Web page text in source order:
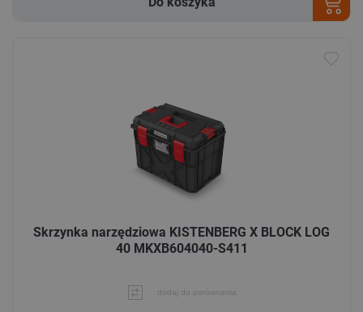
Skrzynka narzędziowa KISTENBERG X BLOCK LOG
40 MKXB604040-S411
dodaj do porównania